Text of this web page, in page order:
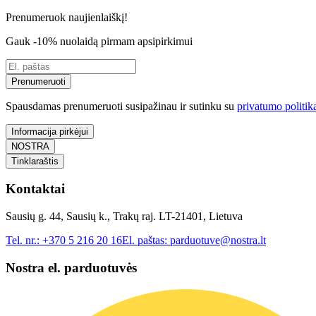
Prenumeruok naujienlaiškį!
Gauk -10% nuolaidą pirmam apsipirkimui
Prenumeruoti
Spausdamas prenumeruoti susipažinau ir sutinku su privatumo
Informacija pirkėjui
NOSTRA
Tinklaraštis
Kontaktai
Sausių g. 44, Sausių k., Trakų raj. LT-21401, Lietuva
Tel. nr.: +370 5 216 20 16El. paštas: parduotuve@nostra.lt
Nostra el. parduotuvės